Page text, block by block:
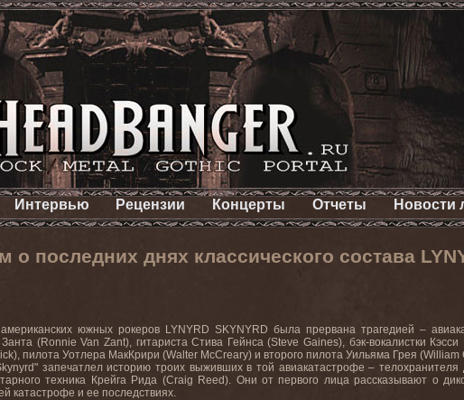
Интервью Рецензии Концерты Отчеты Новости
последних днях классического состава
южных рокеров LYNYRD SKYNYRD была прервана трагедией –
(Ronnie Van Zant), гитариста Стива Гейнса (Steve Gaines), бэк-вокалистки
пилота Уотлера МакКрири (Walter McCreary) и второго пилота Уильяма Грея
запечатлел историю троих выживших в той авиакатастрофе –
техника Крейга Рида (Craig Reed). Они от первого лица рассказывают о
катастрофе и ее последствиях.